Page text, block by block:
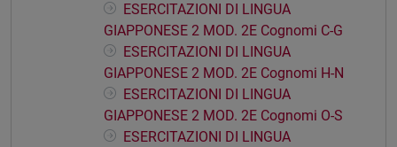
ESERCITAZIONI DI LINGUA
GIAPPONESE 2 MOD. 2E Cognomi C-G
ESERCITAZIONI DI LINGUA
GIAPPONESE 2 MOD. 2E Cognomi H-N
ESERCITAZIONI DI LINGUA
GIAPPONESE 2 MOD. 2E Cognomi O-S
ESERCITAZIONI DI LINGUA